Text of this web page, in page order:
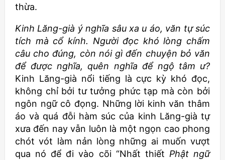
thừa.
Kinh Lăng-già ý nghĩa sâu xa u áo, văn tự súc
tích mà cổ kính. Người đọc khó lòng chấm
câu cho đúng, còn nói gì đến chuyện bỏ văn
để được nghĩa, quên nghĩa để ngộ tâm ư?
Kinh Lăng-già nổi tiếng là cực kỳ khó đọc,
không chỉ bởi tư tưởng phức tạp mà còn bởi
ngôn ngữ cô đọng. Những lời kinh văn thâm
áo và quá đỗi hàm súc của kinh Lăng-già tự
xưa đến nay vẫn luôn là một ngọn cao phong
chót vót làm nản lòng những ai muốn vượt
qua nó để đi vào cõi “Nhất thiết Phật ngữ